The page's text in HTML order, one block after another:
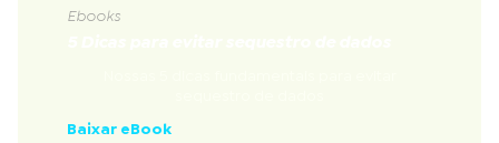
Ebooks
Baixar eBook